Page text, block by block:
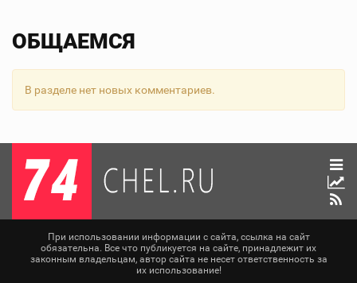
ОБЩАЕМСЯ
В разделе нет новых комментариев.
При использовании информации с сайта, ссылка на сайт
обязательна. Все что публикуется на сайте, принадлежит их
законным владельцам, автор сайта не несет ответственность за
их использование!